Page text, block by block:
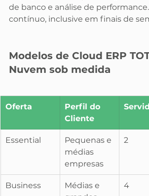
de banco e análise de
contínuo, inclusive em finais de
Modelos de Cloud ERP
Nuvem sob medida
Oferta
Perfil do
Cliente
Essential
Pequenas e
médias
empresas
2
Business
Médias e
4